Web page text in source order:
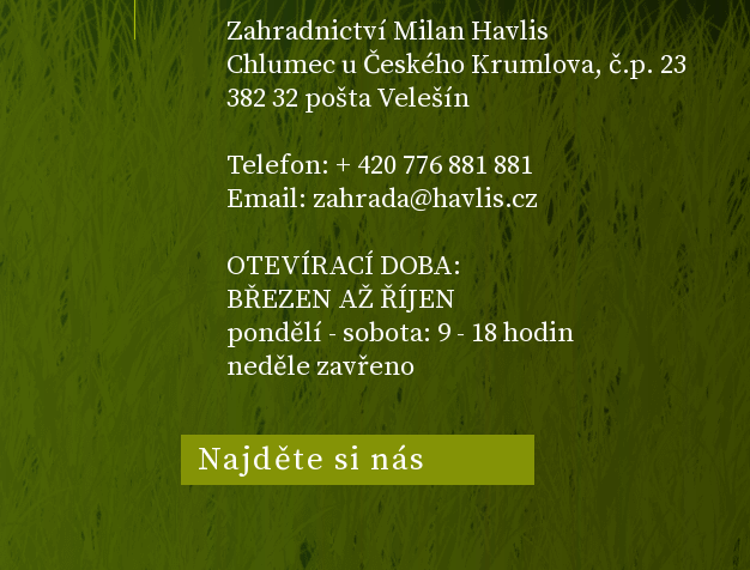
Zahradnictví Milan Havlis
Chlumec u Českého Krumlova, č.p. 23
382 32 pošta Velešín
Telefon: + 420 776 881 881
Email: zahrada@havlis.cz
OTEVÍRACÍ DOBA:
BŘEZEN AŽ ŘÍJEN
pondělí - sobota: 9 - 18 hodin
neděle zavřeno
Najděte si nás